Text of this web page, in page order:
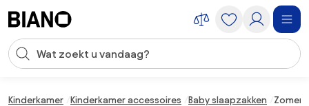
Zoekopdracht invoeren
Kinderkamer Kinderkamer accessoires Baby slaapzakken